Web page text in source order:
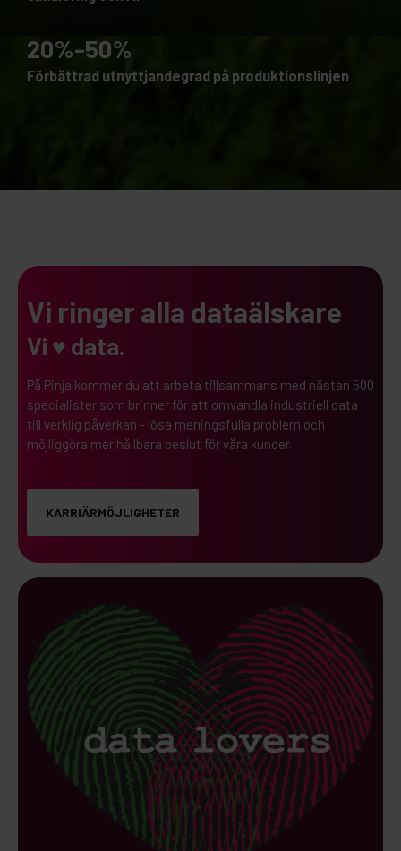
20%-50%
Förbättrad utnyttjandegrad på produktionslinjen
Vi ringer alla dataälskare
Vi ♥ data.
På Pinja kommer du att arbeta tillsammans med nästan 500
specialister som brinner för att omvandla industriell data
till verklig påverkan - lösa meningsfulla problem och
möjliggöra mer hållbara beslut för våra kunder.
KARRIÄRMÖJLIGHETER